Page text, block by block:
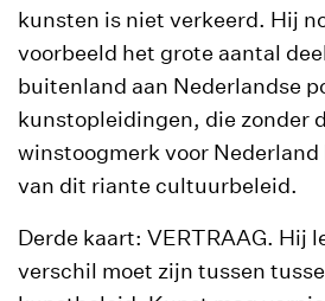
kunsten is niet verkeerd. Hij
voorbeeld het grote aantal
buitenland aan Nederlandse
kunstopleidingen, die zonder
winstoogmerk voor
van dit riante cultuurbeleid.
Derde kaart: VERTRAAG. Hij
verschil moet zijn tussen